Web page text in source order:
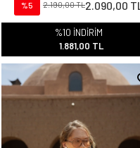
%5 2.190,00 TL2.090,00 TL
%10 İNDİRİM
1.881,00 TL